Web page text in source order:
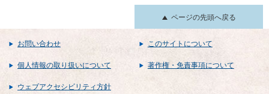
ページの先頭へ戻る
お問い合わせ このサイトについて
個人情報の取り扱いについて 著作権・免責事項について
ウェブアクセシビリティ方針